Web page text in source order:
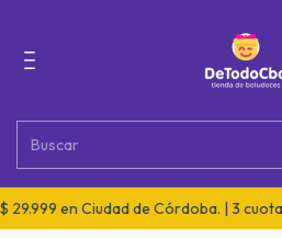
29.999 en Ciudad de Córdoba. | 3